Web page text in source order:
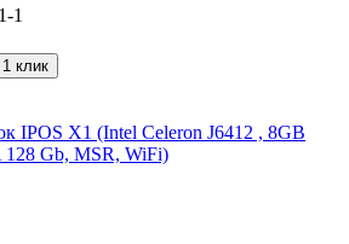
1
клик
IPOS X1 (Intel Celeron J6412 , 8GB
Gb, MSR, WiFi)